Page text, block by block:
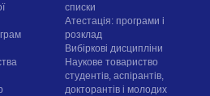
списки
Атестація: програми і
розклад
Вибіркові дисципліни
Наукове товариство
студентів, аспірантів,
докторантів і молодих